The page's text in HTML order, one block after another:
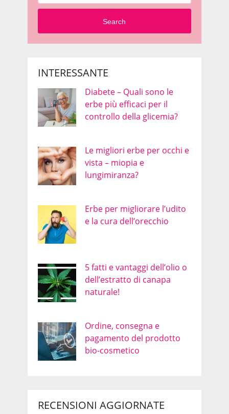
Search
INTERESSANTE
Diabete – Quali sono le
erbe più efficaci per il
controllo della glicemia?
Le migliori erbe per occhi e
vista – miopia e
lungimiranza?
Erbe per migliorare l’udito
e la cura dell’orecchio
5 fatti e vantaggi dell’olio o
dell’estratto di canapa
naturale!
Ordine, consegna e
pagamento del prodotto
bio-cosmetico
RECENSIONI AGGIORNATE